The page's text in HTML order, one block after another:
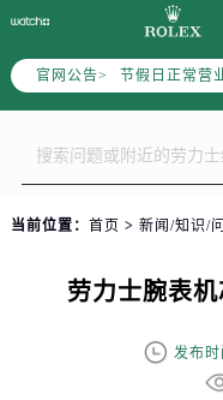
官网公告>
节假日正常营
当前位置： 首页 > 新闻/知识/
劳力士腕表
发布